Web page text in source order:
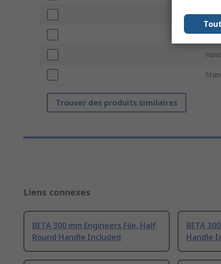
Trouver des produits similaires
Liens connexes
BETA 300 mm Engineers File, Half
Round Handle Included
BETA
Handle